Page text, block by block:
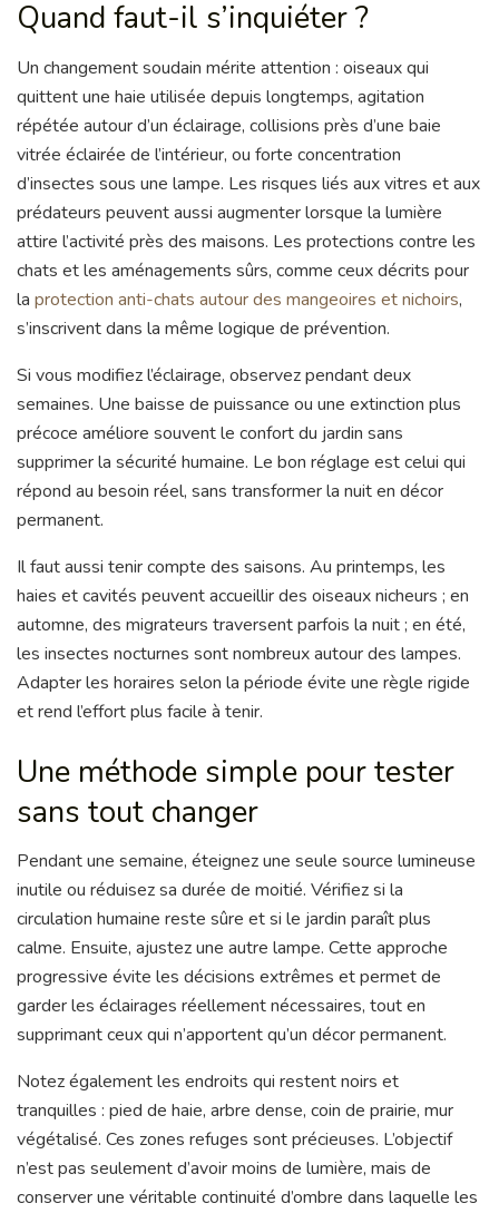
Quand faut-il s’inquiéter ?
Un changement soudain mérite attention : oiseaux qui
quittent une haie utilisée depuis longtemps, agitation
répétée autour d’un éclairage, collisions près d’une baie
vitrée éclairée de l’intérieur, ou forte concentration
d’insectes sous une lampe. Les risques liés aux vitres et aux
prédateurs peuvent aussi augmenter lorsque la lumière
attire l’activité près des maisons. Les protections contre les
chats et les aménagements sûrs, comme ceux décrits pour
la protection anti-chats autour des mangeoires et nichoirs,
s’inscrivent dans la même logique de prévention.
Si vous modifiez l’éclairage, observez pendant deux
semaines. Une baisse de puissance ou une extinction plus
précoce améliore souvent le confort du jardin sans
supprimer la sécurité humaine. Le bon réglage est celui qui
répond au besoin réel, sans transformer la nuit en décor
permanent.
Il faut aussi tenir compte des saisons. Au printemps, les
haies et cavités peuvent accueillir des oiseaux nicheurs ; en
automne, des migrateurs traversent parfois la nuit ; en été,
les insectes nocturnes sont nombreux autour des lampes.
Adapter les horaires selon la période évite une règle rigide
et rend l’effort plus facile à tenir.
Une méthode simple pour tester
sans tout changer
Pendant une semaine, éteignez une seule source lumineuse
inutile ou réduisez sa durée de moitié. Vérifiez si la
circulation humaine reste sûre et si le jardin paraît plus
calme. Ensuite, ajustez une autre lampe. Cette approche
progressive évite les décisions extrêmes et permet de
garder les éclairages réellement nécessaires, tout en
supprimant ceux qui n’apportent qu’un décor permanent.
Notez également les endroits qui restent noirs et
tranquilles : pied de haie, arbre dense, coin de prairie, mur
végétalisé. Ces zones refuges sont précieuses. L’objectif
n’est pas seulement d’avoir moins de lumière, mais de
conserver une véritable continuité d’ombre dans laquelle les